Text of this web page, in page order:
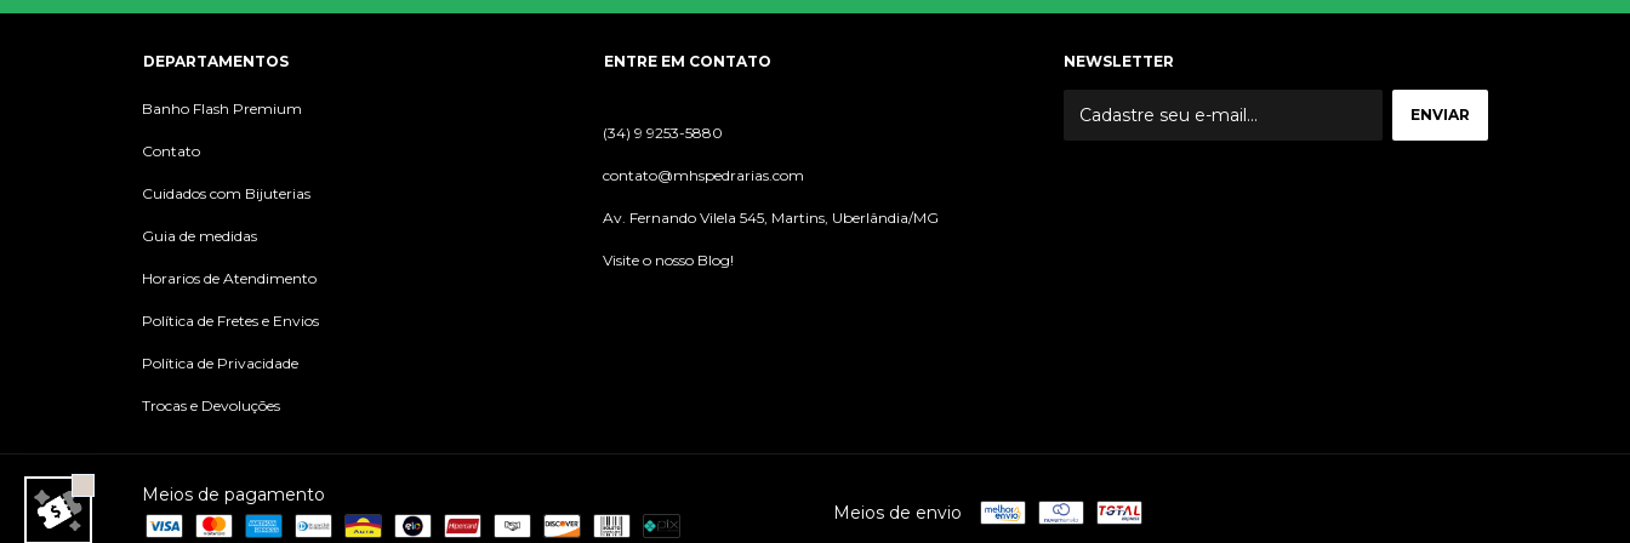
DEPARTAMENTOS
Banho Flash Premium
Contato
Cuidados com Bijuterias
Guia de medidas
Horarios de Atendimento
Política de Fretes e Envios
Política de Privacidade
Trocas e Devoluções
ENTRE EM CONTATO
(34) 9 9253-5880
contato@mhspedrarias.com
Av. Fernando Vilela 545, Martins, Uberlândia/MG
Visite o nosso Blog!
NEWSLETTER
Meios de pagamento
Meios de envio